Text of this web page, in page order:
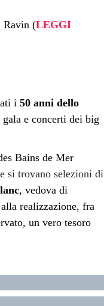
Ravin (LEGGI
i 50 anni dello
e concerti dei big
Bains de Mer
si trovano selezioni di
, vedova di
realizzazione, fra
un vero tesoro